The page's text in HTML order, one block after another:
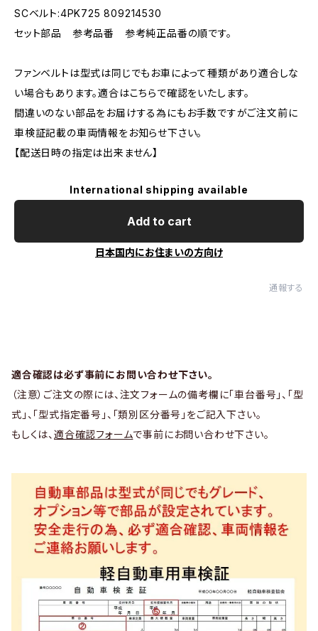
SCベルト:4PK725 809214530
セット部品 参考品番 参考純正品番の順です。
ファンベルトは型式は同じでもお車によって種類があり適合しな
い場合もあります。適合はこちらで確認をいたします。
間違いのない部品をお届けする為にもお手数ですがご注文前に
車検証記載の車両情報をお知らせ下さい。
【配送日時の指定は出来ません】
International shipping available
Add to cart
日本国内にお住まいの方向け
通報する
適合確認は必ず事前にお問い合わせ下さい。
（注意）ご注文の際には、注文フォームの備考欄に「車台番号」、「型
式」、「型式指定番号」、「類別区分番号」をご記入下さい。
もしくは、 適合確認フォームで事前にお問い合わせ下さい。